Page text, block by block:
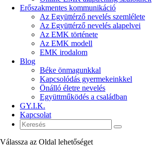
Erőszakmentes kommunikáció
Az Együttérző nevelés szemlélete
Az Együttérző nevelés alapelvei
Az EMK története
Az EMK modell
EMK irodalom
Blog
Béke önmagunkkal
Kapcsolódás gyermekeinkkel
Önálló életre nevelés
Együttműködés a családban
GY.I.K.
Kapcsolat
Válassza az Oldal lehetőséget